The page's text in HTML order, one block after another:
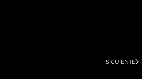
SIGUIENTE